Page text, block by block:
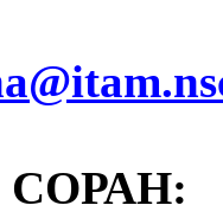
@itam.
СОРАН: